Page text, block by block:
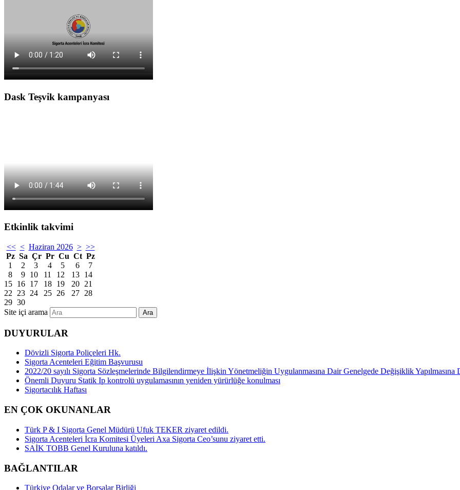
Dask Teşvik kampanyası
Etkinlik takvimi
<< < Haziran 2026 > >>
Pz Sa Çr Pr Cu Ct Pz
1
2 3 4 5 6
7
8
9 10 11 12 13 14
15 16 17 18 19 20 21
22
23 24 25 26 27 28
29 30
Site içi arama
Ara
DUYURULAR
Dövizli Sigorta Poliçeleri Hk.
Sigorta Acenteleri Eğitim Başvurusu
2022/20 sayılı Sigorta Sözleşmelerinde Bilgilendirmeye İlişkin Yönetmeliğin Uygulanmasına Dair Genelgede Değişiklik Yapılmasına
Önemli Duyuru Statik Ip kontrolü uygulamasının yeniden yürürlüğe konulması
Sigortacılık Haftası
EN ÇOK OKUNANLAR
Türk P & I Sigorta Genel Müdürü Ufuk TEKER ziyaret edildi.
Sigorta Acenteleri İcra Komitesi Üyeleri Axa Sigorta Ceo’sunu ziyaret etti.
SAİK TOBB Genel Kuruluna katıldı.
BAĞLANTILAR
Türkiye Odalar ve Borsalar Birliği